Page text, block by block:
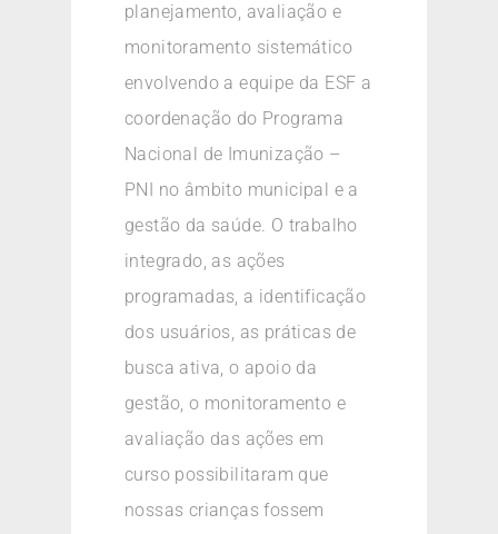
planejamento, avaliação e
monitoramento sistemático
envolvendo a equipe da ESF a
coordenação do Programa
Nacional de Imunização –
PNI no âmbito municipal e a
gestão da saúde. O trabalho
integrado, as ações
programadas, a identificação
dos usuários, as práticas de
busca ativa, o apoio da
gestão, o monitoramento e
avaliação das ações em
curso possibilitaram que
nossas crianças fossem